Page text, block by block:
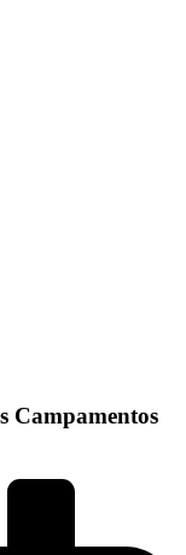
Campamentos